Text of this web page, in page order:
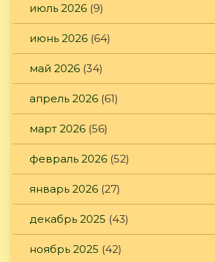
июль 2026 (9)
июнь 2026 (64)
май 2026 (34)
апрель 2026 (61)
март 2026 (56)
февраль 2026 (52)
январь 2026 (27)
декабрь 2025 (43)
ноябрь 2025 (42)